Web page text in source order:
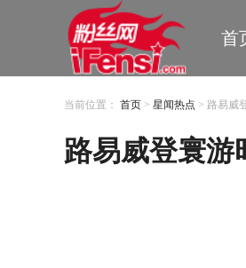
首
当前位置： 首页 > 星闻热点 > 路易威
路易威登寰游